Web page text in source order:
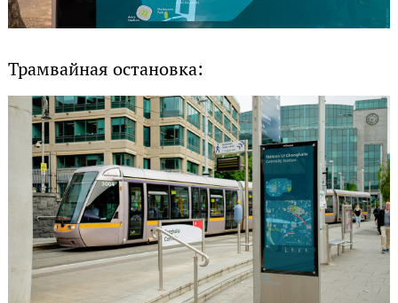
Трамвайная остановка: